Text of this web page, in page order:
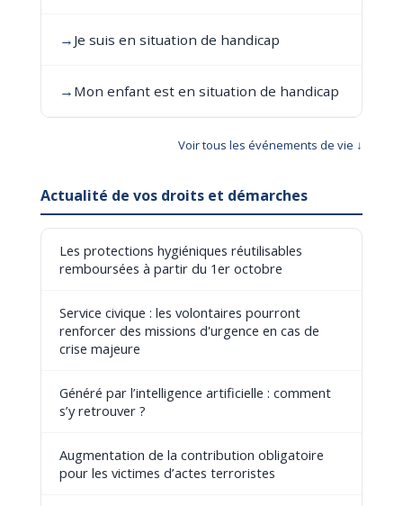
→ Je suis en situation de handicap
→ Mon enfant est en situation de handicap
Voir tous les événements de vie ↓
Actualité de vos droits et démarches
Les protections hygiéniques réutilisables
remboursées à partir du 1er octobre
Service civique : les volontaires pourront
renforcer des missions d'urgence en cas de
crise majeure
Généré par l’intelligence artificielle : comment
s’y retrouver ?
Augmentation de la contribution obligatoire
pour les victimes d’actes terroristes